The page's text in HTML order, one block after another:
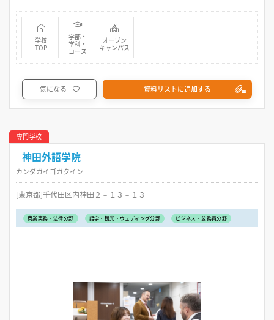
学校
TOP
学部・
学科・
コース
オープン
キャンパス
気になる 資料リストに追加する
専門学校
神田外語学院
カンダガイゴガクイン
[東京都]千代田区内神田２－１３－１３
商業実務・法律分野 語学・観光・ウェディング分野 ビジネス・公務員分野